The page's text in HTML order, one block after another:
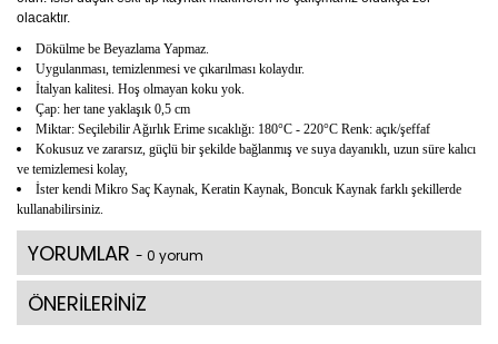
olacaktır.
Dökülme be Beyazlama Yapmaz.
Uygulanması, temizlenmesi ve çıkarılması kolaydır.
İtalyan kalitesi. Hoş olmayan koku yok.
Çap: her tane yaklaşık 0,5 cm
Miktar: Seçilebilir Ağırlık Erime sıcaklığı: 180°C - 220°C Renk: açık/şeffaf
Kokusuz ve zararsız, güçlü bir şekilde bağlanmış ve suya dayanıklı, uzun süre kalıcı
ve temizlemesi kolay,
İster kendi Mikro Saç Kaynak, Keratin Kaynak, Boncuk Kaynak farklı şekillerde
kullanabilirsiniz.
YORUMLAR - 0 yorum
ÖNERİLERİNİZ